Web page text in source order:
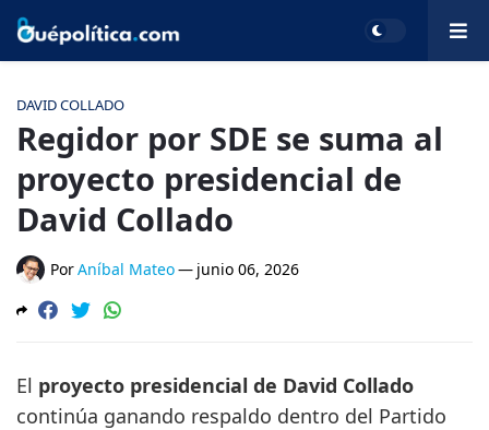
DAVID COLLADO
Regidor por SDE se suma al
proyecto presidencial de
David Collado
PorAníbal Mateo— junio 06, 2026
El proyecto presidencial de David Collado
continúa ganando respaldo dentro del Partido